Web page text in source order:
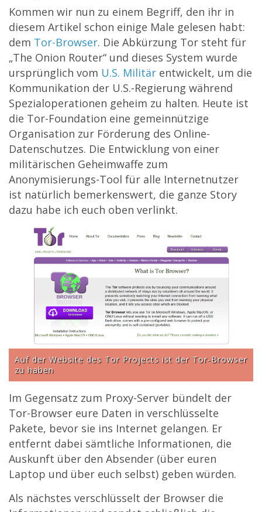
Kommen wir nun zu einem Begriff, den ihr in
diesem Artikel schon einige Male gelesen habt:
dem Tor-Browser. Die Abkürzung Tor steht für
„The Onion Router“ und dieses System wurde
ursprünglich vom U.S. Militär entwickelt, um die
Kommunikation der U.S.-Regierung während
Spezialoperationen geheim zu halten. Heute ist
die Tor-Foundation eine gemeinnützige
Organisation zur Förderung des Online-
Datenschutzes. Die Entwicklung von einer
militärischen Geheimwaffe zum
Anonymisierungs-Tool für alle Internetnutzer
ist natürlich bemerkenswert, die ganze Story
dazu habe ich euch oben verlinkt.
Auf der Website des Tor Projects ist der Tor-Browser
zu haben
Im Gegensatz zum Proxy-Server bündelt der
Tor-Browser eure Daten in verschlüsselte
Pakete, bevor sie ins Internet gelangen. Er
entfernt dabei sämtliche Informationen, die
Auskunft über den Absender (über euren
Laptop und über euch selbst) geben würden.
Als nächstes verschlüsselt der Browser die